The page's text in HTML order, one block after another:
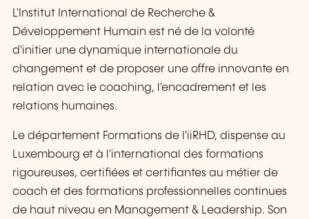
L'Institut International de Recherche &
Développement Humain est né de la volonté
d'initier une dynamique internationale du
changement et de proposer une offre innovante en
relation avec le coaching, l'encadrement et les
relations humaines.
Le département Formations de l'iiRHD, dispense au
Luxembourg et à l'international des formations
rigoureuses, certifiées et certifiantes au métier de
coach et des formations professionnelles continues
de haut niveau en Management & Leadership. Son